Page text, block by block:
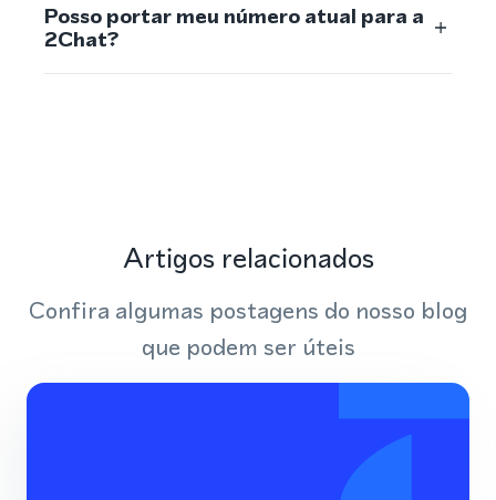
Posso portar meu número atual para a
2Chat?
Artigos relacionados
Confira algumas postagens do nosso blog
que podem ser úteis